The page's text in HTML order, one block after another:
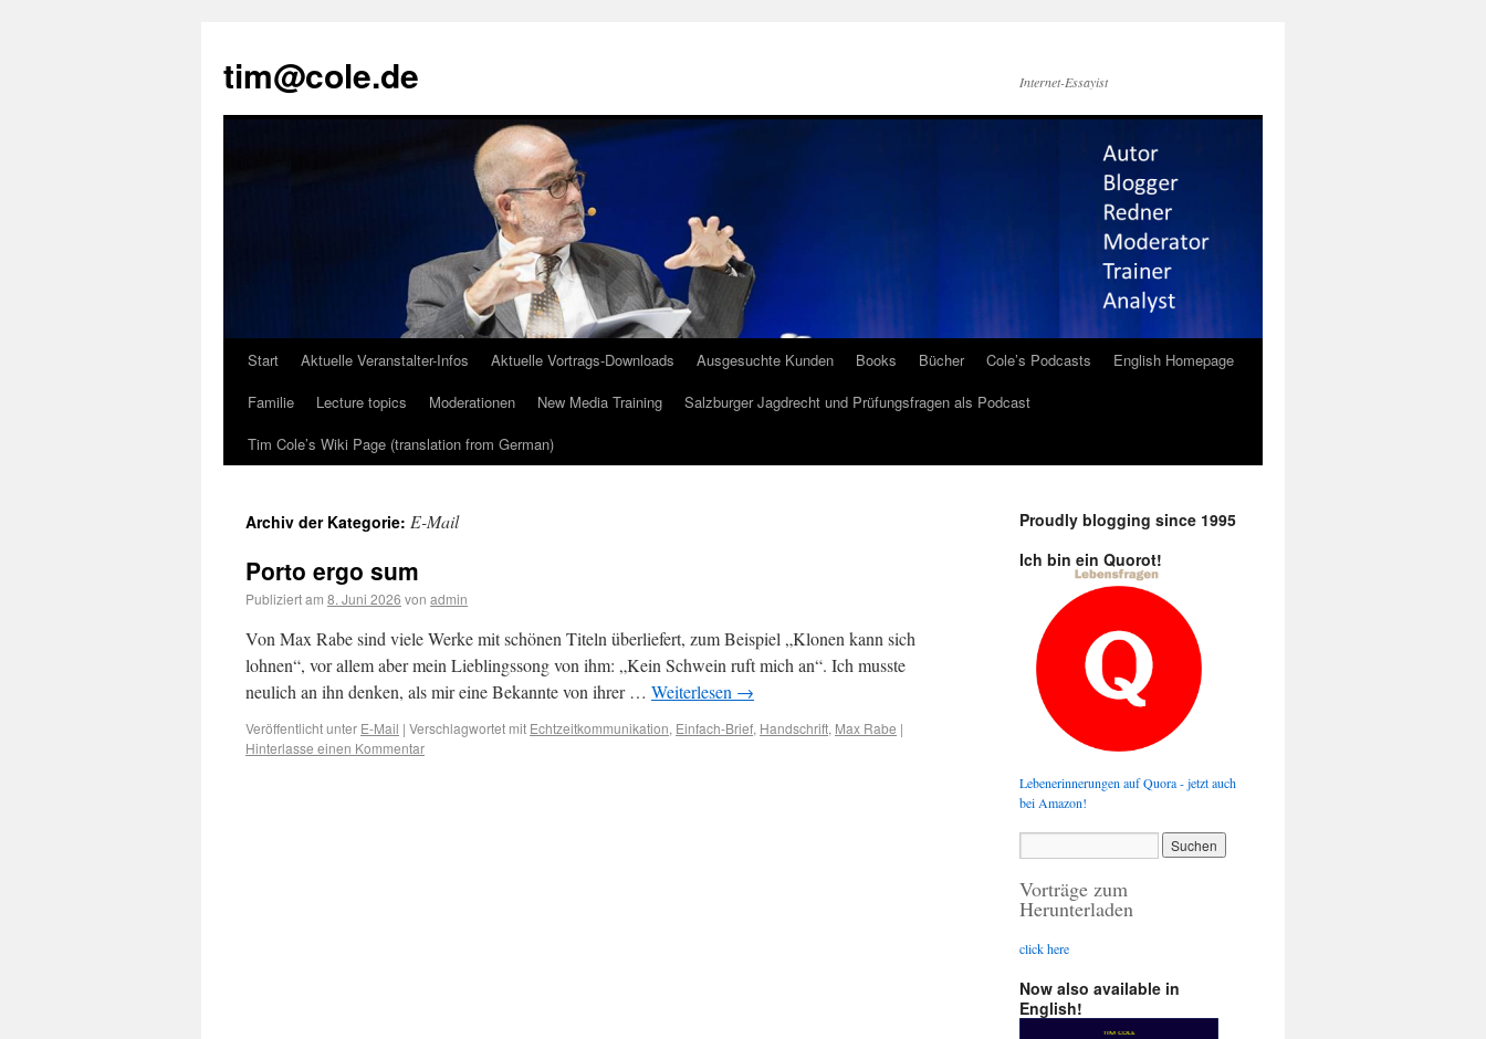
tim@cole.de Internet-Essayist
Start Aktuelle Veranstalter-Infos Aktuelle Vortrags-Downloads Ausgesuchte Kunden Books Bücher Cole’s Podcasts
English Homepage
Familie
Lecture topics Moderationen New Media Training
Salzburger Jagdrecht und Prüfungsfragen als Podcast
Tim Cole’s Wiki Page (translation from German)
Archiv der Kategorie: E-Mail
Porto ergo sum
Publiziert am 8. Juni 2026 von admin
Von Max Rabe sind viele Werke mit schönen Titeln überliefert, zum Beispiel „Klonen kann sich
lohnen“, vor allem aber mein Lieblingssong von ihm: „Kein Schwein ruft mich an“. Ich musste
neulich an ihn denken, als mir eine Bekannte von ihrer … Weiterlesen →
Veröffentlicht unter E-Mail | Verschlagwortet mit Echtzeitkommunikation, Einfach-Brief, Handschrift, Max Rabe |
Hinterlasse einen Kommentar
Proudly blogging since 1995
Ich bin ein Quorot!
Lebenerinnerungen auf Quora - jetzt auch
bei Amazon!
Vorträge zum
Herunterladen
click here
Now also available in
English!